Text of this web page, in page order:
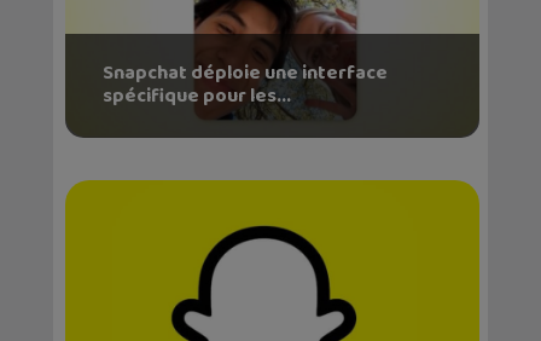
Snapchat déploie une interface
spécifique pour les...